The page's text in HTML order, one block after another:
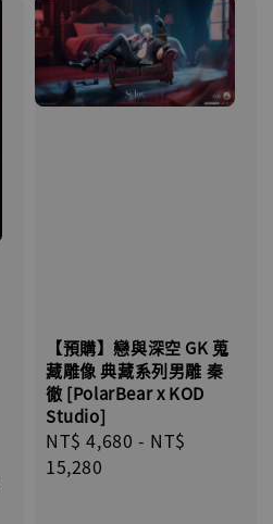
【預購】戀與深空 GK 蒐
藏雕像 典藏系列男雕 秦
徹 [PolarBear x KOD
Studio]
Regular
price
NT$ 4,680 - NT$
15,280